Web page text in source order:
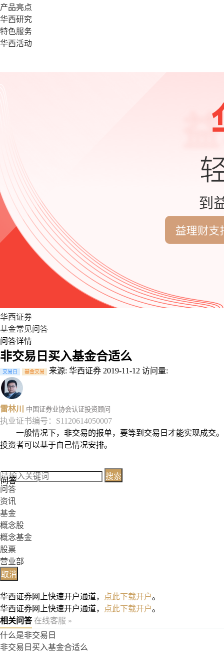
产品亮点
华西研究
特色服务
华西活动
华西证券
基金常见问答
问答详情
非交易日买入基金合适么
交易日 基金交易 来源: 华西证券 2019-11-12 访问量:
雷林川 中国证券业协会认证投资顾问
执业证书编号：S1120614050007
一般情况下，非交易的报单，要等到交易日才能实现成交。
投资者可以基于自己情况安排。
问答
搜索
问答
资讯
基金
概念股
概念基金
股票
营业部
取消
华西证券网上快速开户通道， 点此下载开户。
华西证券网上快速开户通道，
点此下载开户。
相关问答 在线客服 »
什么是非交易日
非交易日买入基金合适么